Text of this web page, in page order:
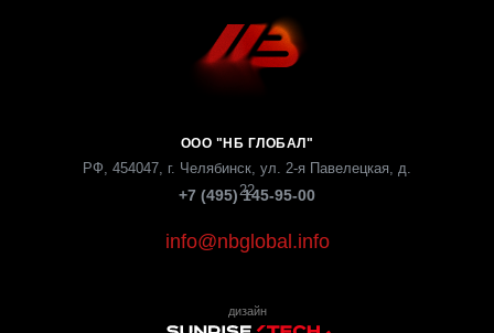
дизайн
РФ, 454047, г. Челябинск, ул. 2-я Павелецкая, д.
22
info@nbglobal.info
ООО "НБ ГЛОБАЛ"
+7 (495) 145-95-00